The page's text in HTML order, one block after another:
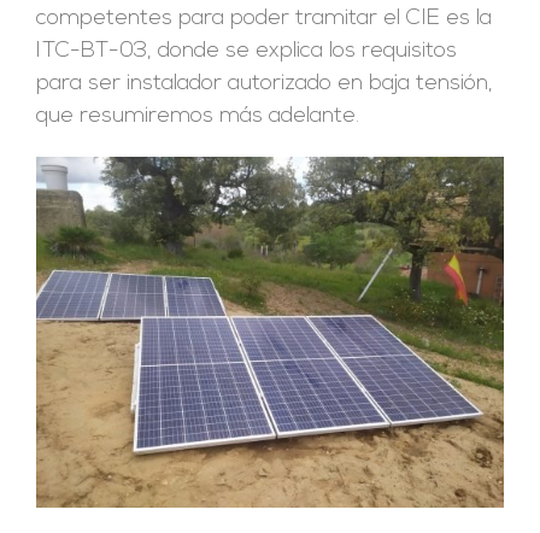
competentes para poder tramitar el CIE es la
ITC-BT-03, donde se explica los requisitos
para ser instalador autorizado en baja tensión,
que resumiremos más adelante.